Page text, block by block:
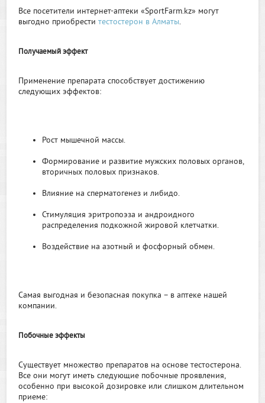
Все посетители интернет-аптеки «SportFarm.kz» могут
выгодно приобреститестостерон в Алматы.
Получаемый эффект
Применение препарата способствует достижению
следующих эффектов:
Рост мышечной массы.
Формирование и развитие мужских половых органов,
вторичных половых признаков.
Влияние на сперматогенез и либидо.
Стимуляция эритропоэза и андроидного
распределения подкожной жировой клетчатки.
Воздействие на азотный и фосфорный обмен.
Самая выгодная и безопасная покупка – в аптеке нашей
компании.
Побочные эффекты
Существует множество препаратов на основе тестостерона.
Все они могут иметь следующие побочные проявления,
особенно при высокой дозировке или слишком длительном
приеме: